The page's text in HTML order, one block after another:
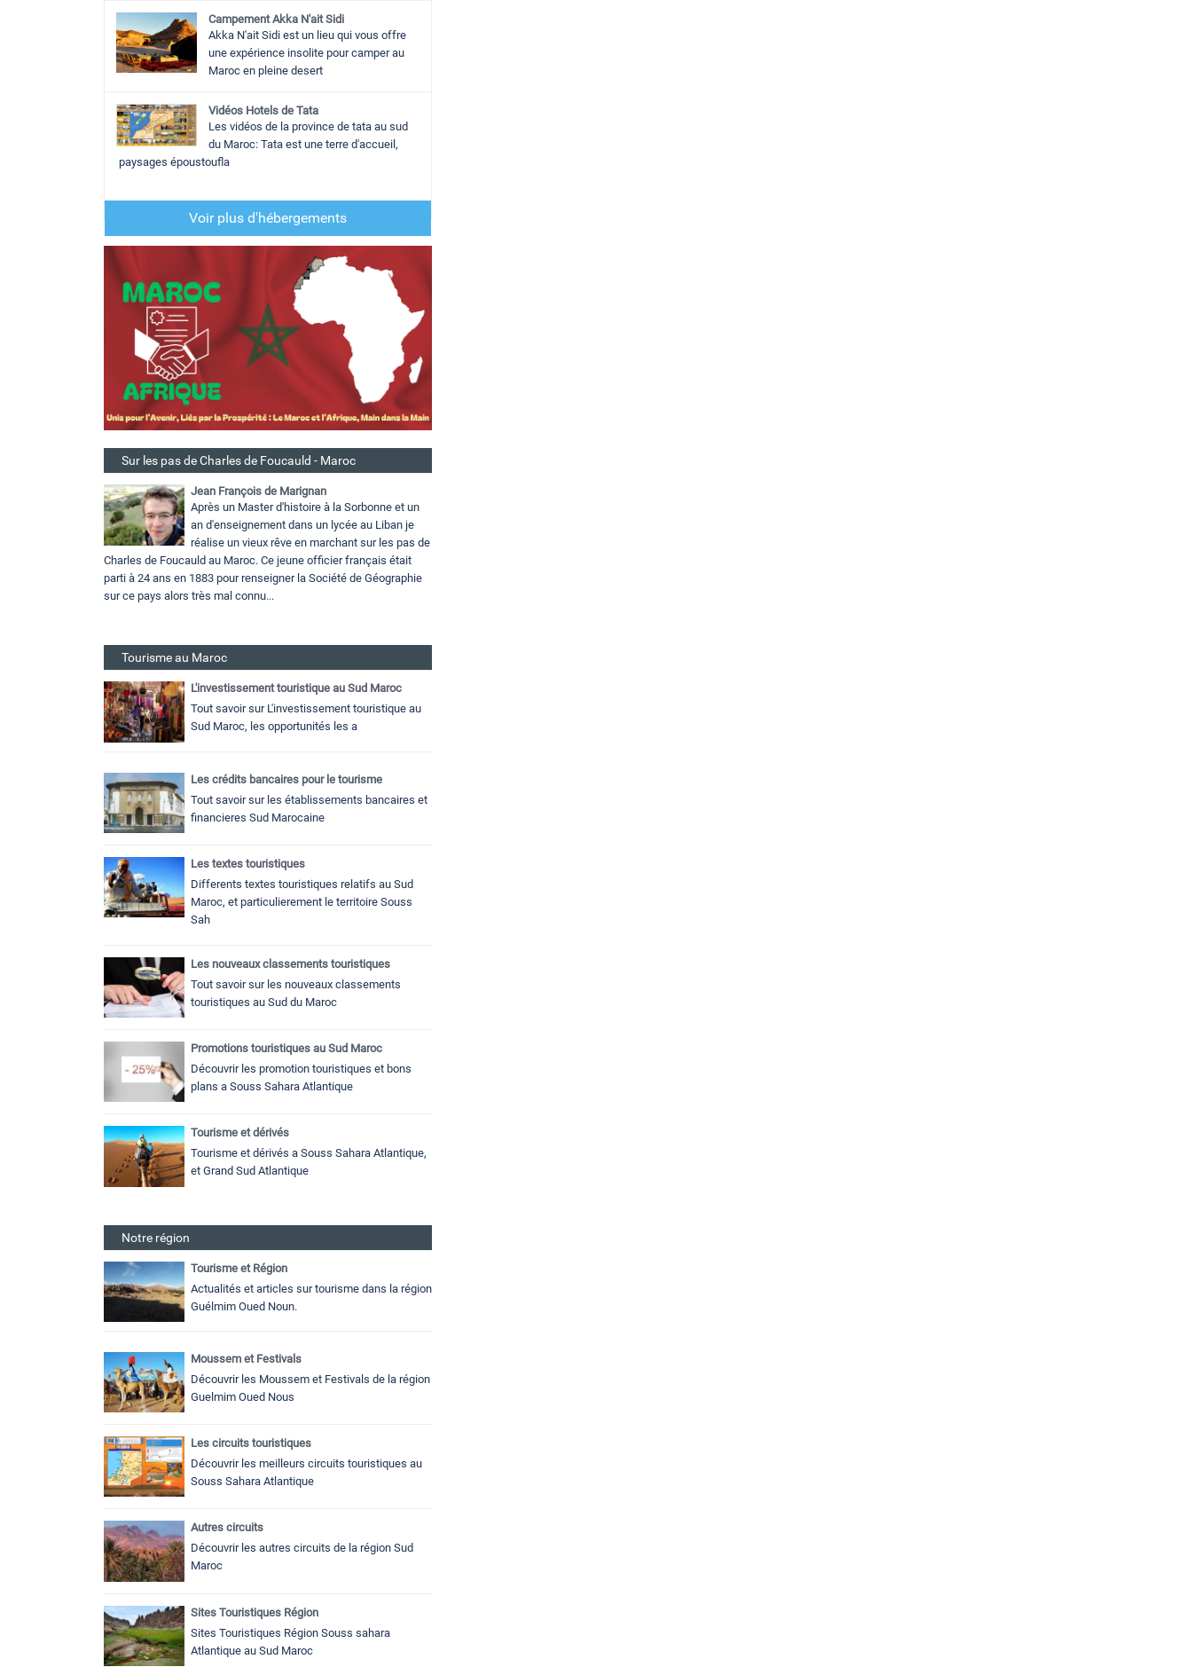
Campement Akka N'ait Sidi
Akka N'ait Sidi est un lieu qui vous offre
une expérience insolite pour camper au
Maroc en pleine desert
Vidéos Hotels de Tata
Les vidéos de la province de tata au sud
du Maroc: Tata est une terre d'accueil,
paysages époustoufla
Voir plus d'hébergements
Sur les pas de Charles de Foucauld - Maroc
Jean François de Marignan
Après un Master d'histoire à la Sorbonne et un
an d'enseignement dans un lycée au Liban je
réalise un vieux rêve en marchant sur les pas de
Charles de Foucauld au Maroc. Ce jeune officier français était
parti à 24 ans en 1883 pour renseigner la Société de Géographie
sur ce pays alors très mal connu...
Tourisme au Maroc
L'investissement touristique au Sud Maroc
Tout savoir sur L'investissement touristique au
Sud Maroc, les opportunités les a
Les crédits bancaires pour le tourisme
Tout savoir sur les établissements bancaires et
financieres Sud Marocaine
Les textes touristiques
Differents textes touristiques relatifs au Sud
Maroc, et particulierement le territoire Souss
Sah
Les nouveaux classements touristiques
Tout savoir sur les nouveaux classements
touristiques au Sud du Maroc
Promotions touristiques au Sud Maroc
Découvrir les promotion touristiques et bons
plans a Souss Sahara Atlantique
Tourisme et dérivés
Tourisme et dérivés a Souss Sahara Atlantique,
et Grand Sud Atlantique
Notre région
Tourisme et Région
Actualités et articles sur tourisme dans la région
Guélmim Oued Noun.
Moussem et Festivals
Découvrir les Moussem et Festivals de la région
Guelmim Oued Nous
Les circuits touristiques
Découvrir les meilleurs circuits touristiques au
Souss Sahara Atlantique
Autres circuits
Découvrir les autres circuits de la région Sud
Maroc
Sites Touristiques Région
Sites Touristiques Région Souss sahara
Atlantique au Sud Maroc